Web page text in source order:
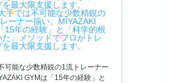
可能な少数精鋭の1流トレーナー
GYMは「15年の経験」と